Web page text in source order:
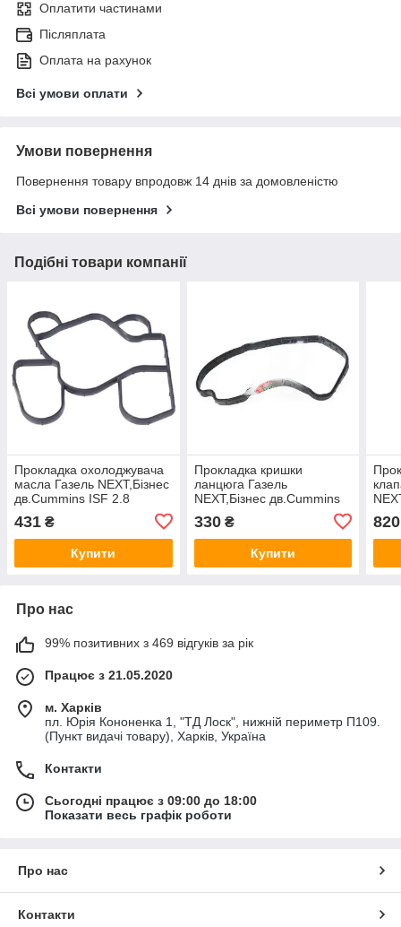
Оплатити частинами
Післяплата
Оплата на рахунок
Всі умови оплати
Умови повернення
Повернення товару впродовж 14 днів за домовленістю
Всі умови повернення
Подібні товари компанії
Прокладка охолоджувача
масла Газель NEXT,Бiзнес
дв.Cummins ISF 2.8
431 ₴
Купити
Прокладка кришки
ланцюга Газель
NEXT,Бiзнес дв.Cummins
Investmen) 5263530
330₴
Купити
820
Про нас
99% позитивних з 469 відгуків за рік
Працює з 21.05.2020
м. Харків
пл. Юрія Кононенка 1, "ТД Лоск", нижній периметр П109.
(Пункт видачі товару), Харків, Україна
Контакти
Сьогодні працює з 09:00 до 18:00
Показати весь графік роботи
Про нас
Контакти